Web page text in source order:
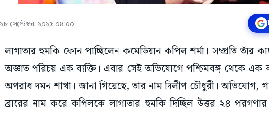
২৮ সেপ্টেম্বর, ২০২৫ ০৪:০০
লাগাতার হুমকি ফোন পাচ্ছিলেন কমেডিয়ান কপিল শর্মা। সম্প্রতি তাঁর
অজ্ঞাত পরিচয় এক ব্যক্তি। এবার সেই অভিযোগে পশ্চিমবঙ্গ থেকে এক
অপরাধ দমন শাখা। জানা গিয়েছে, তার নাম দিলীপ চৌধুরী। অভিযোগ,
ব্রারের নাম করে কপিলকে লাগাতার হুমকি দিচ্ছিল উত্তর ২৪